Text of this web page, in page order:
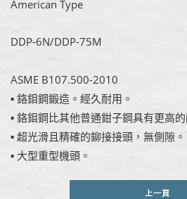
American Type
DDP-6N/DDP-75M
ASME B107.500-2010
▪ 鉻鉬鋼鍛造。經久耐用。
▪ 鉻鉬鋼比其他普通鉗子鋼具有更高的
▪ 超光滑且精確的鉚接接頭，無側隙。
▪ 大型重型機頭。
上一頁